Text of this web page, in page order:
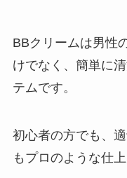
BBクリームは男性
けでなく、簡単に
テムです。
初心者の方でも、
もプロのような仕